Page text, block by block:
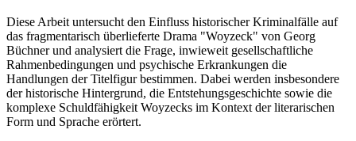
Diese Arbeit untersucht den Einfluss historischer Kriminalfälle auf
das fragmentarisch überlieferte Drama "Woyzeck" von Georg
Büchner und analysiert die Frage, inwieweit gesellschaftliche
Rahmenbedingungen und psychische Erkrankungen die
Handlungen der Titelfigur bestimmen. Dabei werden insbesondere
der historische Hintergrund, die Entstehungsgeschichte sowie die
komplexe Schuldfähigkeit Woyzecks im Kontext der literarischen
Form und Sprache erörtert.